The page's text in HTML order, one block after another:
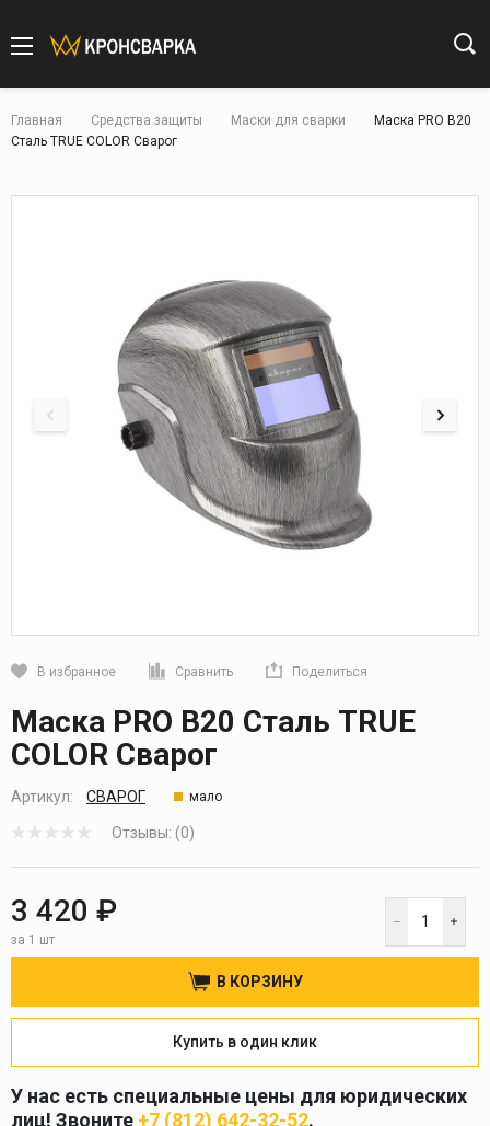
Главная Средства защиты Маски для сварки
Маска PRO B20
Сталь TRUE COLOR Сварог
В избранное Сравнить Поделиться
Кликните, чтобы скопировать прямую ссылку
Маска PRO B20 Сталь TRUE
COLOR Сварог
Артикул: СВАРОГ мало
Отзывы: (0)
3 420 ₽
за 1 шт
В КОРЗИНУ
Купить в один клик
У нас есть специальные цены для юридических
лиц! Звоните +7 (812) 642-32-52.